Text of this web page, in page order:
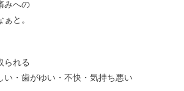
みへの
と。
られる
い・歯がゆい・不快・気持ち悪い